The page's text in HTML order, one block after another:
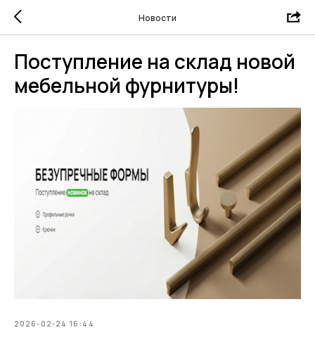
Новости
Поступление на склад новой
мебельной фурнитуры!
2026-02-24 16:44